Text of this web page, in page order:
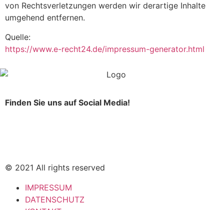
von Rechtsverletzungen werden wir derartige Inhalte
umgehend entfernen.
Quelle:
https://www.e-recht24.de/impressum-generator.html
Finden Sie uns auf Social Media!
© 2021 All rights reserved
IMPRESSUM
DATENSCHUTZ